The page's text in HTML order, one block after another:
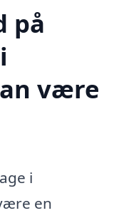
på
være
i
en